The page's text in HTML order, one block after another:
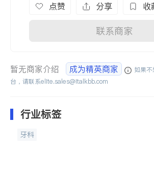
点赞 分享 收
联系商家
暂无商家介绍 成为精英商家
如果
台，请联系elite.sales@italkbb.com
行业标签
牙科